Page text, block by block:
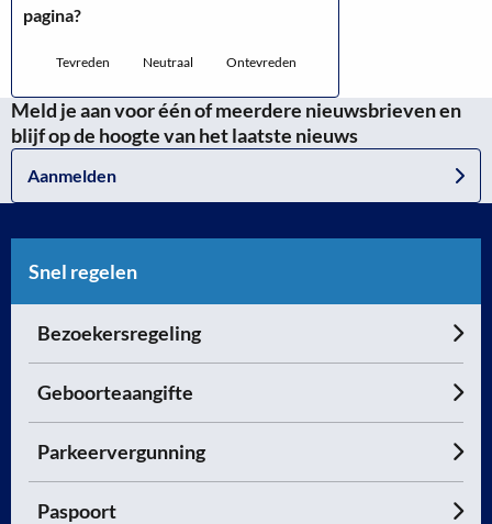
pagina?
Tevreden Neutraal Ontevreden
Meld je aan voor één of meerdere nieuwsbrieven en
blijf op de hoogte van het laatste nieuws
Aanmelden
Snel regelen
Bezoekersregeling
Geboorteaangifte
Parkeervergunning
Paspoort